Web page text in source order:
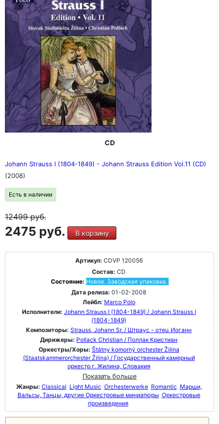
CD
Johann Strauss I (1804-1849) - Johann Strauss Edition Vol.11 (CD)
(2008)
Есть в наличии
12499руб.
2475 руб. В корзину
Артикул: CDVP 120056
Состав: CD
Состояние: Новое. Заводская упаковка.
Дата релиза: 01-02-2008
Лейбл: Marco Polo
Исполнители: Johann Strauss I (1804-1849) / Johann Strauss I
(1804-1849)
Композиторы: Strauss, Johann Sr. / Штраус - отец Иоганн
Дирижеры: Pollack Christian / Поллак Кристиан
Оркестры/Хоры: Štátny komorný orchester Žilina
(Staatskammerorchester Žilina) / Государственный камерный
оркестр г. Жилина, Словакия
Показать больше
Жанры: Classical Light Music Orchesterwerke Romantic Марши,
Вальсы, Танцы, другие Оркестровые миниатюры Оркестровые
произведения